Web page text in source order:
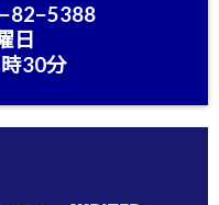
日
30分